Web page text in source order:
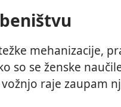
mehanizacije,
so se ženske
raje zaupam